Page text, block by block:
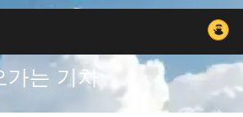
가는 기차